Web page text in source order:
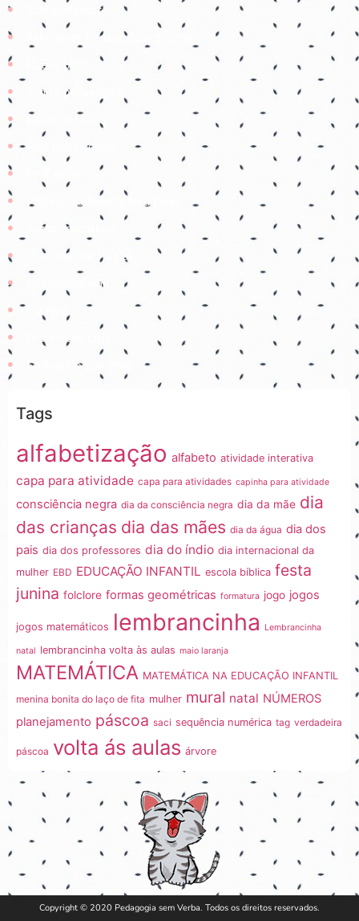
SOS professor
Atividades Pedagógicas Suzano
Etiene prof
Tudo é pedagógico
Balão de Ideias
Prof Roh Pedroso
Professora Rebeca Neumann
Jogos educativos
Coisinhas da Tia Cal
@ProfessoraGii
Professora Lisiê
Ensinando com amor
Tags
alfabetização alfabeto atividade interativa
capa para atividade capa para atividades capinha para atividade
consciência negra dia da consciência negra dia da mãe dia
das crianças dia das mães dia da água dia dos
pais dia dos professores dia do índio dia internacional da
mulher EBD EDUCAÇÃO INFANTIL escola bíblica festa
junina folclore formas geométricas formatura jogo jogos
jogos matemáticos lembrancinha Lembrancinha
natal lembrancinha volta às aulas maio laranja
MATEMÁTICA MATEMÁTICA NA EDUCAÇÃO INFANTIL
menina bonita do laço de fita mulher mural natal NÚMEROS
planejamento páscoa saci sequência numérica tag verdadeira
páscoa volta ás aulas árvore
Copyright © 2020 Pedagogia sem Verba. Todos os direitos reservados.